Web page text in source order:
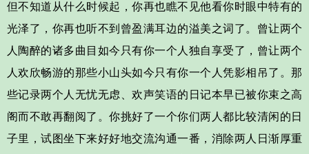
但不知道从什么时候起，你再也瞧不见他看你时眼中特有的
光泽了，你再也听不到曾盈满耳边的溢美之词了。曾让两个
人陶醉的诸多曲目如今只有你一个人独自享受了，曾让两个
人欢欣畅游的那些小山头如今只有你一个人凭影相吊了。那
些记录两个人无忧无虑、欢声笑语的日记本早已被你束之高
阁而不敢再翻阅了。你挑好了一个你们两人都比较清闲的日
子里，试图坐下来好好地交流沟通一番，消除两人日渐厚重